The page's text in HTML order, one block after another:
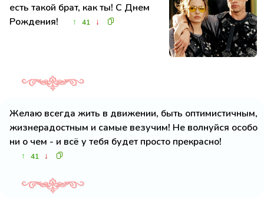
есть такой брат, как ты! С Днем
Рождения!
↑ 41 ↓
Желаю всегда жить в движении, быть оптимистичным,
жизнерадостным и самые везучим! Не волнуйся особо
ни о чем - и всё у тебя будет просто прекрасно!
↑ 41 ↓